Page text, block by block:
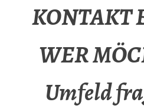
KONTAKT
WER
Umfeld